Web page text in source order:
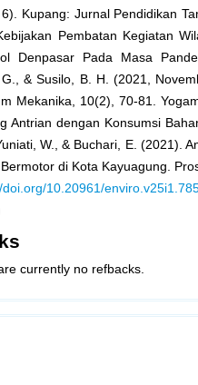
Kupang: Jurnal Pendidikan
Pembatan Kegiatan
Denpasar Pada Masa
& Susilo, B. H. (2021,
Mekanika, 10(2), 70-81.
Antrian dengan Konsumsi
W., & Buchari, E. (2021).
di Kota Kayuagung.
doi.org/10.20961/
currently no refbacks.